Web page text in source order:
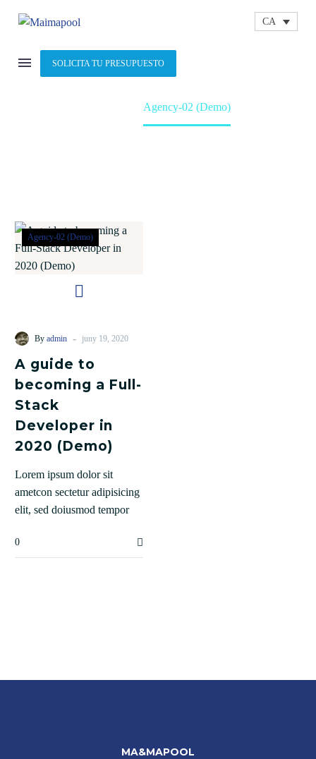
CA
SOLICITA TU PRESUPUESTO
OUR NEWS
Agency-02 (Demo)
Agency-02 (Demo)
By admin - juny 19, 2020
A guide to
becoming a Full-
Stack
Developer in
2020 (Demo)
Lorem ipsum dolor sit
ametcon sectetur adipisicing
elit, sed doiusmod tempor
aliqua lorem.
0
MA&MAPOOL